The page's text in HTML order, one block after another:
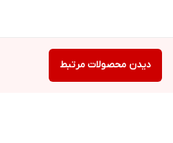
دیدن محصولات مرتبط